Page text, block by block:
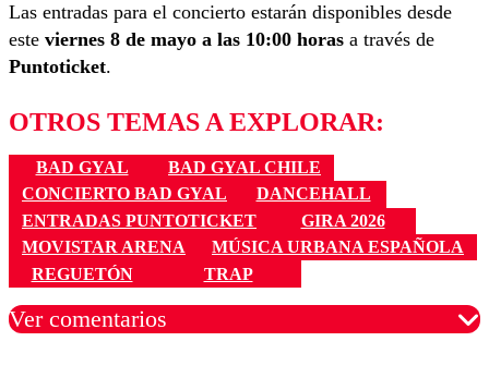
Las entradas para el concierto estarán disponibles desde
este viernes 8 de mayo a las 10:00 horas a través de
Puntoticket.
OTROS TEMAS A EXPLORAR:
BAD GYAL
BAD GYAL CHILE
CONCIERTO BAD GYAL
DANCEHALL
ENTRADAS PUNTOTICKET
GIRA 2026
MOVISTAR ARENA
MÚSICA URBANA ESPAÑOLA
REGUETÓN
TRAP
Ver comentarios